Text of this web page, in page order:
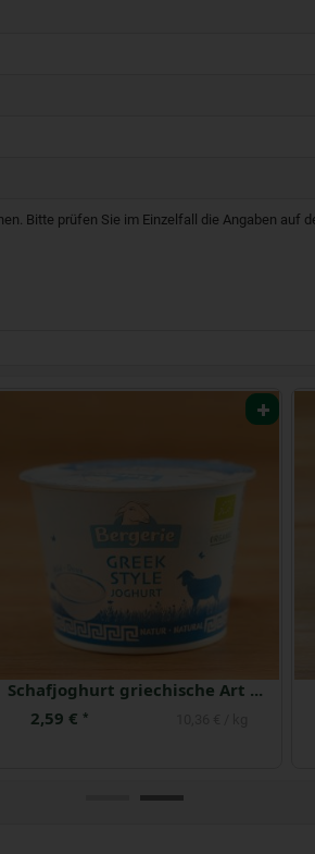
Bitte prüfen Sie im Einzelfall die Angaben auf
Joghurt Cremejoghurt Mango 7,5 %
2,89 € *